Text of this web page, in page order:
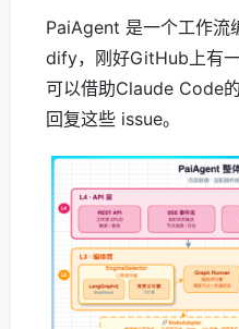
PaiAgent 是一个工作流
dify，刚好GitHub上有
可以借助Claude Code
回复这些 issue。